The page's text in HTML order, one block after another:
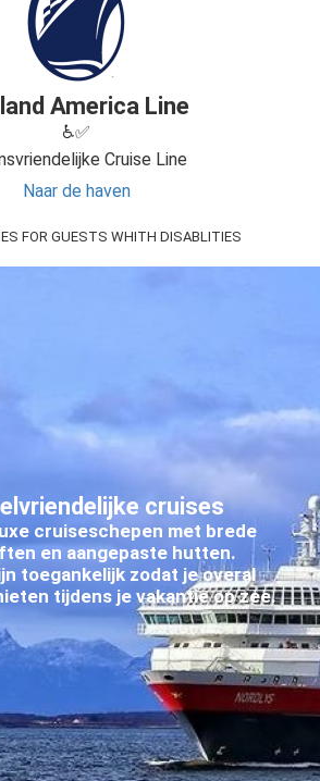
America Line
♿✅
Cruise Line
Naar de haven
FOR GUESTS WHITH DISABLITIES
cruises
cruiseschepen met brede
en aangepaste hutten.
toegankelijk zodat je overal
tijdens je vakantie op zee.